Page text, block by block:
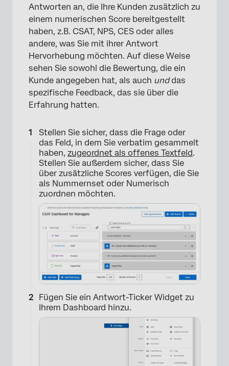
×
Antworten an, die Ihre Kunden zusätzlich zu
einem numerischen Score bereitgestellt
haben, z.B. CSAT, NPS, CES oder alles
andere, was Sie mit ihrer Antwort
Hervorhebung möchten. Auf diese Weise
sehen Sie sowohl die Bewertung, die ein
Kunde angegeben hat, als auch unddas
spezifische Feedback, das sie über die
Erfahrung hatten.
Stellen Sie sicher, dass die Frage oder
das Feld, in dem Sie verbatim gesammelt
haben, zugeordnet als offenes Textfeld.
Stellen Sie außerdem sicher, dass Sie
über zusätzliche Scores verfügen, die Sie
als Nummernset oder Numerisch
zuordnen möchten.
Fügen Sie ein Antwort-Ticker Widget zu
Ihrem Dashboard hinzu.